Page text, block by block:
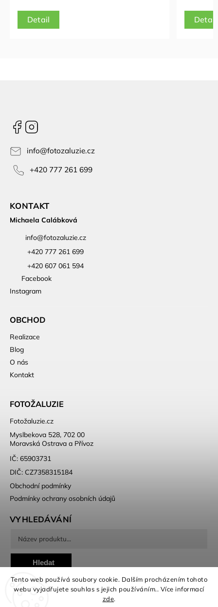
Tento web používá soubory cookie. Dalším procházením tohoto
webu vyjadřujete souhlas s jejich používáním.. Více informací
zde.
Detail Detail
Facebook
info@fotozaluzie.cz
+420 777 261 699
KONTAKT
Michaela Calábková
info@fotozaluzie.cz
+420 777 261 699
+420 607 061 594
Facebook
Instagram
OBCHOD
Realizace
Blog
O nás
Kontakt
FOTOŽALUZIE
Fotožaluzie.cz
Myslbekova 528, 702 00
Moravská Ostrava a Přívoz
IČ: 65903731
DIČ: CZ7358315184
Obchodní podmínky
Podmínky ochrany osobních údajů
VYHLEDÁVÁNÍ
Hledat